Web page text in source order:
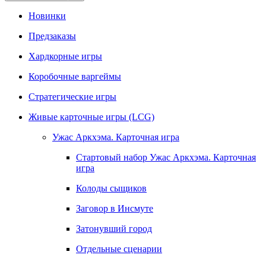
Новинки
Предзаказы
Хардкорные игры
Коробочные варгеймы
Стратегические игры
Живые карточные игры (LCG)
Ужас Аркхэма. Карточная игра
Стартовый набор Ужас Аркхэма. Карточная
игра
Колоды сыщиков
Заговор в Инсмуте
Затонувший город
Отдельные сценарии